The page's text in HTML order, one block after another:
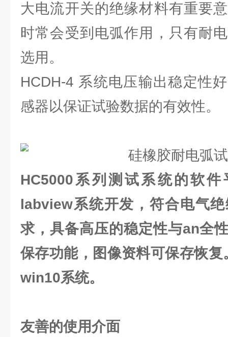
大电流开关的绝缘材料有重要
时常会受到电弧作用，只有耐
选用。
HCDH-4 系统电压输出稳定性
感器以保证试验数据的有效性。
HC5000系列测试系统的软
labview系统开发，符合电气
求，具备高压的稳定性与an全
保存功能，图像资料可保存恢
win10系统。
友善的使用介面